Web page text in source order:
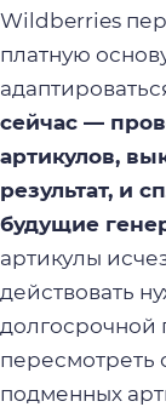
Wildberries
платную
сейчас —
артикулов,
результат, и
будущие
артикулы
действовать
долгосрочной
пересмотреть
подменных